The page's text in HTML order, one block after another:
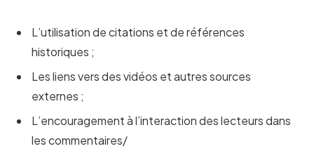
L’utilisation de citations et de références
historiques ;
Les liens vers des vidéos et autres sources
externes ;
L’encouragement à l’interaction des lecteurs dans
les commentaires/